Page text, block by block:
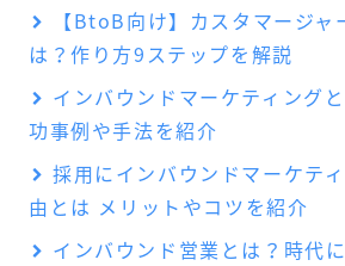
【BtoB向け】カスタマージャ
は？作り方9ステップを解説
インバウンドマーケティング
功事例や手法を紹介
採用にインバウンドマーケテ
由とは メリットやコツを紹介
インバウンド営業とは？時代